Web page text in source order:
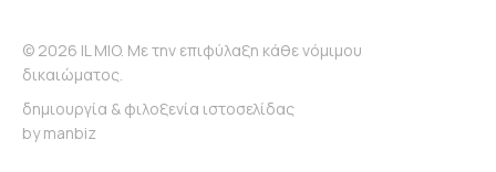
© 2026 IL MIO. Με την επιφύλαξη κάθε νόμιμου
δικαιώματος.
δημιουργία & φιλοξενία ιστοσελίδας
bymanbiz